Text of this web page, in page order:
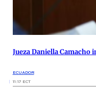
Jueza Daniella Camacho
ECUADOR
11:17 ECT